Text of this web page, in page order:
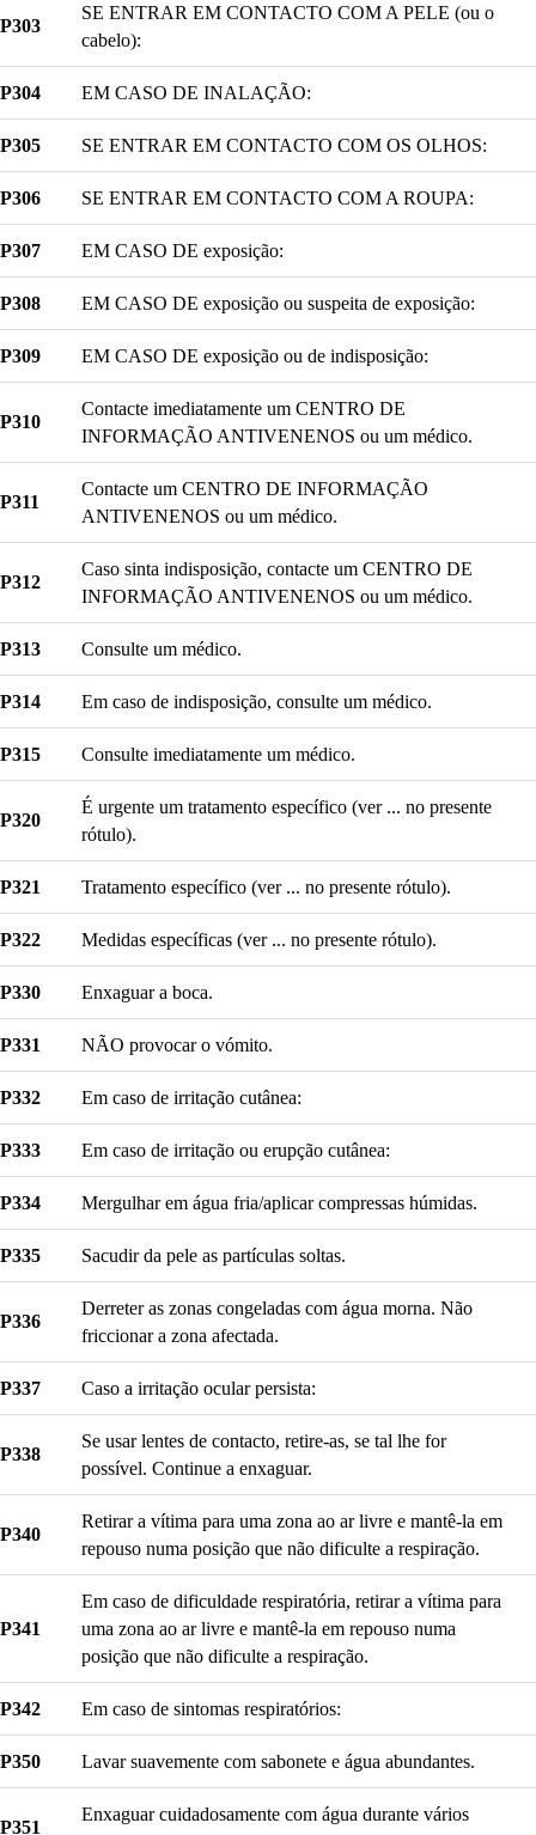
P303
SE ENTRAR EM CONTACTO COM A PELE (ou o
cabelo):
P304 EM CASO DE INALAÇÃO:
P305 SE ENTRAR EM CONTACTO COM OS OLHOS:
P306 SE ENTRAR EM CONTACTO COM A ROUPA:
P307 EM CASO DE exposição:
P308 EM CASO DE exposição ou suspeita de exposição:
P309 EM CASO DE exposição ou de indisposição:
P310
Contacte imediatamente um CENTRO DE
INFORMAÇÃO ANTIVENENOS ou um médico.
P311
Contacte um CENTRO DE INFORMAÇÃO
ANTIVENENOS ou um médico.
P312
Caso sinta indisposição, contacte um CENTRO DE
INFORMAÇÃO ANTIVENENOS ou um médico.
P313 Consulte um médico.
P314 Em caso de indisposição, consulte um médico.
P315 Consulte imediatamente um médico.
P320
É urgente um tratamento específico (ver ... no presente
rótulo).
P321 Tratamento específico (ver ... no presente rótulo).
P322 Medidas específicas (ver ... no presente rótulo).
P330 Enxaguar a boca.
P331 NÃO provocar o vómito.
P332 Em caso de irritação cutânea:
P333 Em caso de irritação ou erupção cutânea:
P334 Mergulhar em água fria/aplicar compressas húmidas.
P335 Sacudir da pele as partículas soltas.
P336
Derreter as zonas congeladas com água morna. Não
friccionar a zona afectada.
P337 Caso a irritação ocular persista:
P338
Se usar lentes de contacto, retire-as, se tal lhe for
possível. Continue a enxaguar.
P340
Retirar a vítima para uma zona ao ar livre e mantê-la em
repouso numa posição que não dificulte a respiração.
P341
Em caso de dificuldade respiratória, retirar a vítima para
uma zona ao ar livre e mantê-la em repouso numa
posição que não dificulte a respiração.
P342 Em caso de sintomas respiratórios:
P350 Lavar suavemente com sabonete e água abundantes.
P351
Enxaguar cuidadosamente com água durante vários